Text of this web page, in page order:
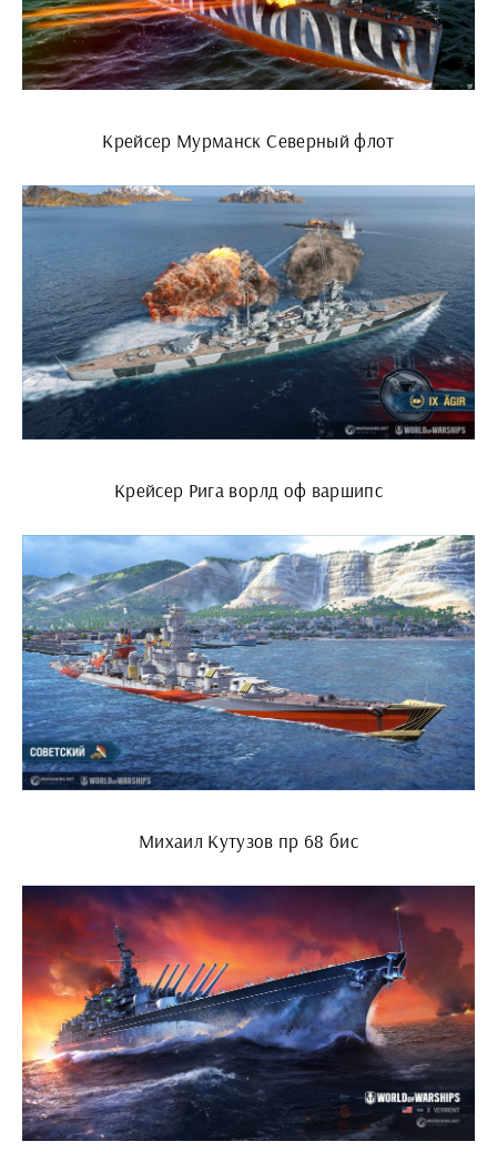
Крейсер Мурманск Северный флот
Крейсер Рига ворлд оф варшипс
Михаил Кутузов пр 68 бис